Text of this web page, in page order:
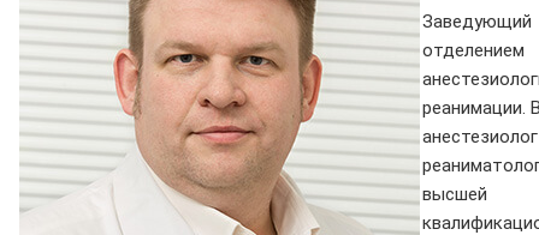
Заведующий
отделением
реанимации.
высшей